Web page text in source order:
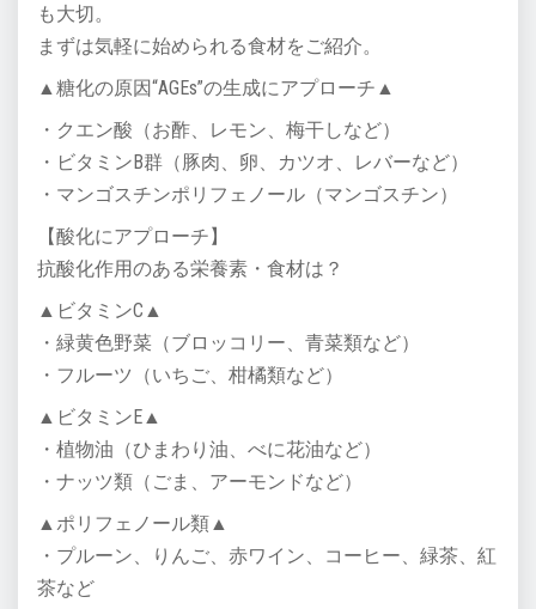
も大切。
まずは気軽に始められる食材をご紹介。
▲糖化の原因“AGEs”の生成にアプローチ▲
・クエン酸（お酢、レモン、梅干しなど）
・ビタミンB群（豚肉、卵、カツオ、レバーなど）
・マンゴスチンポリフェノール（マンゴスチン）
【酸化にアプローチ】
抗酸化作用のある栄養素・食材は？
▲ビタミンC▲
・緑黄色野菜（ブロッコリー、青菜類など）
・フルーツ（いちご、柑橘類など）
▲ビタミンE▲
・植物油（ひまわり油、べに花油など）
・ナッツ類（ごま、アーモンドなど）
▲ポリフェノール類▲
・プルーン、りんご、赤ワイン、コーヒー、緑茶、紅
茶など